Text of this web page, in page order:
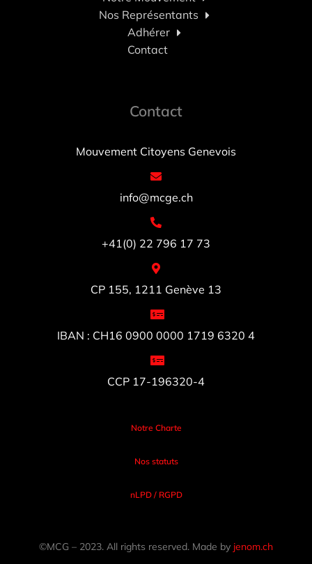
Nos Représentants
Adhérer
Contact
Contact
Mouvement Citoyens Genevois
info@mcge.ch
+41(0) 22 796 17 73
CP 155, 1211 Genève 13
IBAN : CH16 0900 0000 1719 6320 4
CCP 17-196320-4
Notre Charte
Nos statuts
nLPD / RGPD
©MCG – 2023. All rights reserved. Made by jenom.ch